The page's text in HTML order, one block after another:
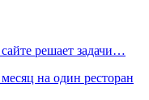
решает задачи…
на один ресторан